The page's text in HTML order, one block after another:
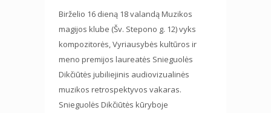
Birželio 16 dieną 18 valandą Muzikos
magijos klube (Šv. Stepono g. 12) vyks
kompozitorės, Vyriausybės kultūros ir
meno premijos laureatės Snieguolės
Dikčiūtės jubiliejinis audiovizualinės
muzikos retrospektyvos vakaras.
Snieguolės Dikčiūtės kūryboje